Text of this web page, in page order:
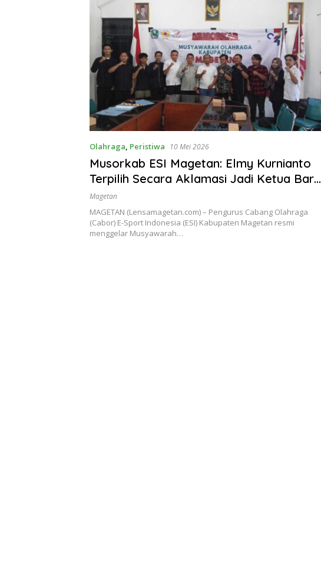
Olahraga, Peristiwa 10 Mei 2026
Musorkab ESI Magetan: Elmy Kurnianto
Terpilih Secara Aklamasi Jadi Ketua Baru
Periode 2025-2029
Magetan
MAGETAN (Lensamagetan.com) – Pengurus Cabang Olahraga
(Cabor) E-Sport Indonesia (ESI) Kabupaten Magetan resmi
menggelar Musyawarah…